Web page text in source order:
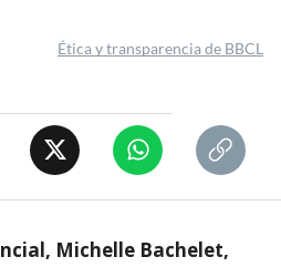
Ética y transparencia de BBCL
Michelle Bachelet,